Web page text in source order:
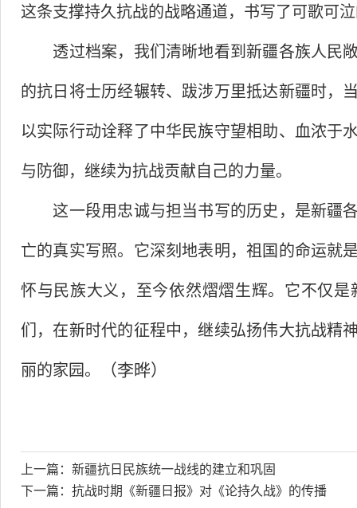
这条支撑持久抗战的战略通道，书写了可歌可
透过档案，我们清晰地看到新疆各族人民敞
的抗日将士历经辗转、跋涉万里抵达新疆时，
以实际行动诠释了中华民族守望相助、血浓于
与防御，继续为抗战贡献自己的力量。
这一段用忠诚与担当书写的历史，是新疆
亡的真实写照。它深刻地表明，祖国的命运就
怀与民族大义，至今依然熠熠生辉。它不仅
们，在新时代的征程中，继续弘扬伟大抗战精
丽的家园。 （李晔）
上一篇： 新疆抗日民族统一战线的建立和巩固
下一篇： 抗战时期《新疆日报》对《论持久战》的传播